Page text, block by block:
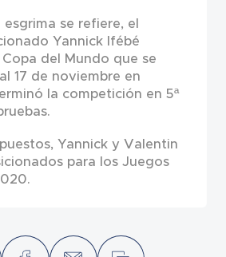
se refiere, el
Yannick Ifébé
del Mundo que se
17 de noviembre en
la competición en 5ª
Yannick y Valentin
para los Juegos